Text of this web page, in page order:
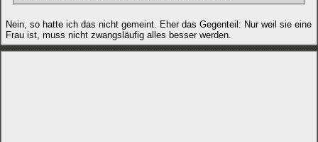
Nein, so hatte ich das nicht gemeint. Eher das Gegenteil: Nur weil sie eine
Frau ist, muss nicht zwangsläufig alles besser werden.